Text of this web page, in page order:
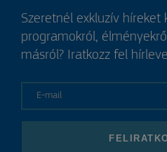
Szeretnél exkluzív híreket
programokról,
másról? Iratkozz fel